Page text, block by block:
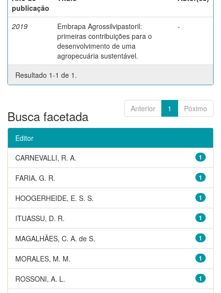
publicação
2019
Embrapa Agrossilvipastoril:
primeiras contribuições para o
desenvolvimento de uma
agropecuária sustentável.
-
Resultado 1-1 de 1.
Anterior 1 Póximo
Busca facetada
Editor
1
CARNEVALLI, R. A.
1
FARIA, G. R.
1
HOOGERHEIDE, E. S. S.
1
ITUASSU, D. R.
1
MAGALHÃES, C. A. de S.
1
MORALES, M. M.
1
ROSSONI, A. L.